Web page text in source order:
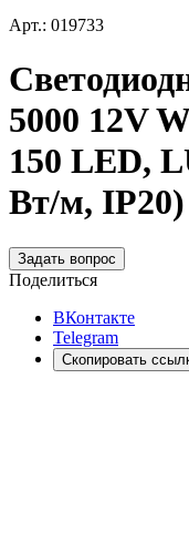
Арт.: 019733
5000 12V
150 LED,
Вт/м, IP20)
Задать вопрос
Поделиться
ВКонтакте
Telegram
Скопировать